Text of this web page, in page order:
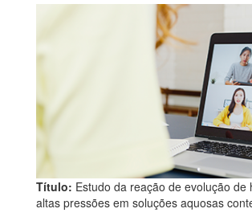
Título: Estudo da reação de evolução de
altas pressões em soluções aquosas